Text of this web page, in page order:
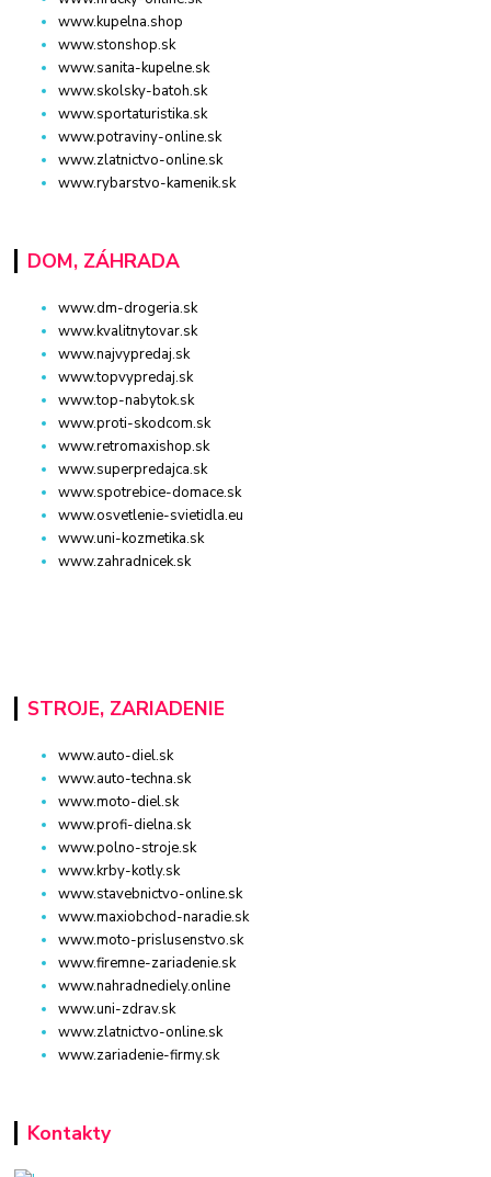
www.kupelna.shop
www.stonshop.sk
www.sanita-kupelne.sk
www.skolsky-batoh.sk
www.sportaturistika.sk
www.potraviny-online.sk
www.zlatnictvo-online.sk
www.rybarstvo-kamenik.sk
DOM, ZÁHRADA
www.dm-drogeria.sk
www.kvalitnytovar.sk
www.najvypredaj.sk
www.topvypredaj.sk
www.top-nabytok.sk
www.proti-skodcom.sk
www.retromaxishop.sk
www.superpredajca.sk
www.spotrebice-domace.sk
www.osvetlenie-svietidla.eu
www.uni-kozmetika.sk
www.zahradnicek.sk
STROJE, ZARIADENIE
www.auto-diel.sk
www.auto-techna.sk
www.moto-diel.sk
www.profi-dielna.sk
www.polno-stroje.sk
www.krby-kotly.sk
www.stavebnictvo-online.sk
www.maxiobchod-naradie.sk
www.moto-prislusenstvo.sk
www.firemne-zariadenie.sk
www.nahradnediely.online
www.uni-zdrav.sk
www.zlatnictvo-online.sk
www.zariadenie-firmy.sk
Kontakty